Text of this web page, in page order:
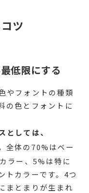
ツ
低限にする
やフォントの種類
の色とフォントに
としては、
全体の70%はベー
ラー、5%は特に
トカラーです。4つ
まとまりが生まれ